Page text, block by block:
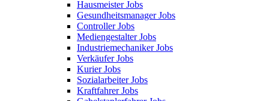
Hausmeister Jobs
Gesundheitsmanager Jobs
Controller Jobs
Mediengestalter Jobs
Industriemechaniker Jobs
Verkäufer Jobs
Kurier Jobs
Sozialarbeiter Jobs
Kraftfahrer Jobs